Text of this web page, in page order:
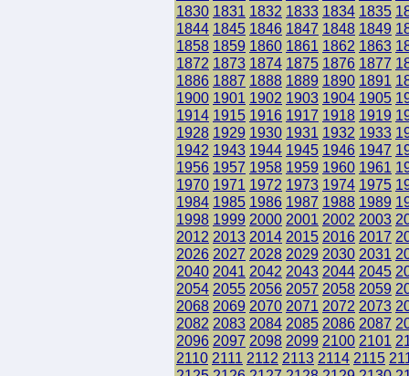
1830 1831 1832 1833 1834 1835
1844 1845 1846 1847 1848 1849
1858 1859 1860 1861 1862 1863
1872 1873 1874 1875 1876 1877
1886 1887 1888 1889 1890 1891
1900 1901 1902 1903 1904 1905
1914 1915 1916 1917 1918 1919
1928 1929 1930 1931 1932 1933
1942 1943 1944 1945 1946 1947
1956 1957 1958 1959 1960 1961
1970 1971 1972 1973 1974 1975
1984 1985 1986 1987 1988 1989
1998 1999 2000 2001 2002 2003
2012 2013 2014 2015 2016 2017
2026 2027 2028 2029 2030 2031
2040 2041 2042 2043 2044 2045
2054 2055 2056 2057 2058 2059
2068 2069 2070 2071 2072 2073
2082 2083 2084 2085 2086 2087
2096 2097 2098 2099 2100 2101
2110 2111 2112 2113 2114 2115